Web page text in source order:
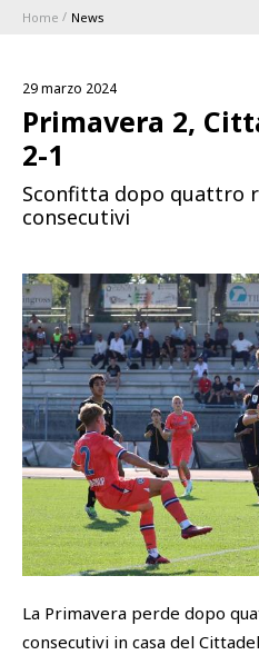
1896
Serie A
Coppa Italia
Calendari e Risultati
Classifiche
MEETING
Home News
29 marzo 2024
Primavera 2,
2-1
Sconfitta dopo quattro
consecutivi
La Primavera perde dopo
consecutivi in casa del